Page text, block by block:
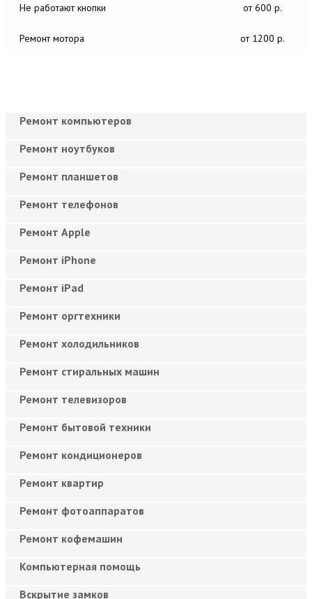
Не работают кнопки от 600 р.
Ремонт мотора от 1200 р.
Ремонт компьютеров
Ремонт ноутбуков
Ремонт планшетов
Ремонт телефонов
Ремонт Apple
Ремонт iPhone
Ремонт iPad
Ремонт оргтехники
Ремонт холодильников
Ремонт стиральных машин
Ремонт телевизоров
Ремонт бытовой техники
Ремонт кондиционеров
Ремонт квартир
Ремонт фотоаппаратов
Ремонт кофемашин
Компьютерная помощь
Вскрытие замков